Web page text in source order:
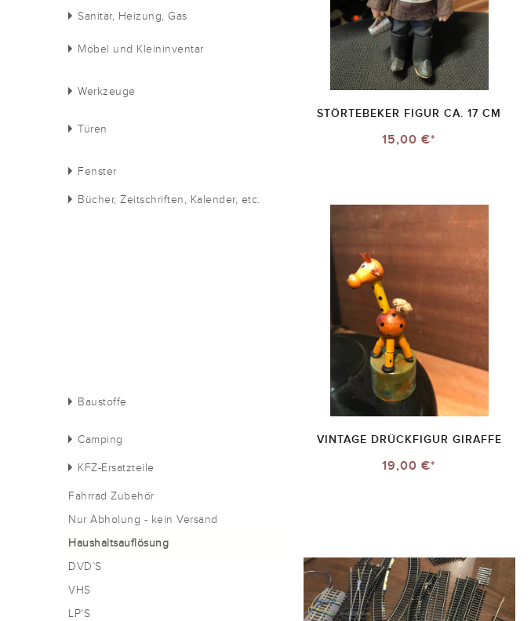
Sanitär, Heizung, Gas
Möbel und Kleininventar
Werkzeuge
Türen
Fenster
Bücher, Zeitschriften, Kalender, etc.
Baustoffe
Camping
KFZ-Ersatzteile
Fahrrad Zubehör
Nur Abholung - kein Versand
Haushaltsauflösung
DVD`S
VHS
LP'S
STÖRTEBEKER FIGUR CA. 17 CM
15,00 €*
VINTAGE DRÜCKFIGUR GIRAFFE
19,00 €*